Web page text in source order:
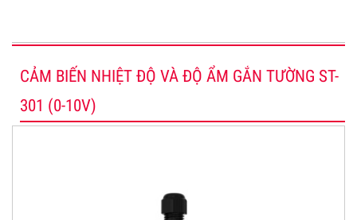
CẢM BIẾN NHIỆT ĐỘ VÀ ĐỘ ẨM GẮN TƯỜNG ST-
301 (0-10V)